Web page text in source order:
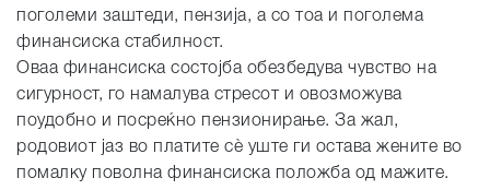
поголеми заштеди, пензија, а со тоа и поголема
финансиска стабилност.
Оваа финансиска состојба обезбедува чувство на
сигурност, го намалува стресот и овозможува
поудобно и посреќно пензионирање. За жал,
родовиот јаз во платите сè уште ги остава жените во
помалку поволна финансиска положба од мажите.